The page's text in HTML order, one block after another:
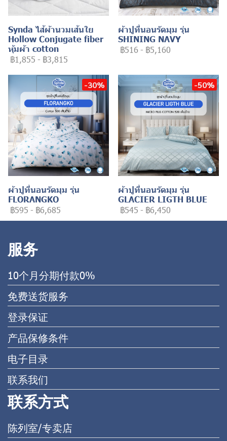
Synda ไส้ผ้านวมเส้นใย
Hollow Conjugate fiber
หุ้มผ้า cotton
฿1,855 - ฿3,815
ผ้าปูที่นอนรัดมุม รุ่น
SHINING NAVY
฿516 - ฿5,160
-30%
ผ้าปูที่นอนรัดมุม รุ่น
FLORANGKO
฿595 - ฿6,685
-50%
ผ้าปูที่นอนรัดมุม รุ่น
GLACIER LIGTH BLUE
฿545 - ฿6,450
服务
10个月分期付款0%
免费送货服务
登录保证
产品保修条件
电子目录
联系我们
联系方式
陈列室/专卖店